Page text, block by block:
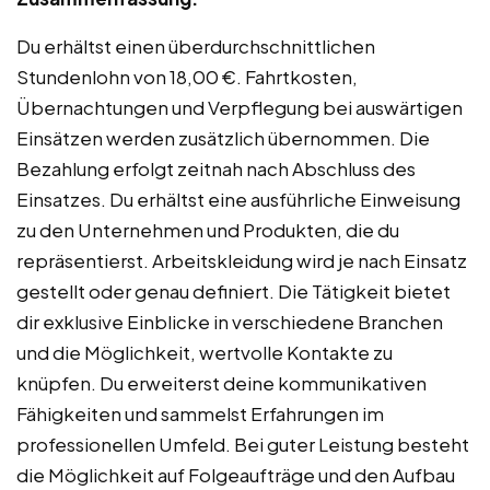
Du erhältst einen überdurchschnittlichen
Stundenlohn von 18,00 €. Fahrtkosten,
Übernachtungen und Verpflegung bei auswärtigen
Einsätzen werden zusätzlich übernommen. Die
Bezahlung erfolgt zeitnah nach Abschluss des
Einsatzes. Du erhältst eine ausführliche Einweisung
zu den Unternehmen und Produkten, die du
repräsentierst. Arbeitskleidung wird je nach Einsatz
gestellt oder genau definiert. Die Tätigkeit bietet
dir exklusive Einblicke in verschiedene Branchen
und die Möglichkeit, wertvolle Kontakte zu
knüpfen. Du erweiterst deine kommunikativen
Fähigkeiten und sammelst Erfahrungen im
professionellen Umfeld. Bei guter Leistung besteht
die Möglichkeit auf Folgeaufträge und den Aufbau